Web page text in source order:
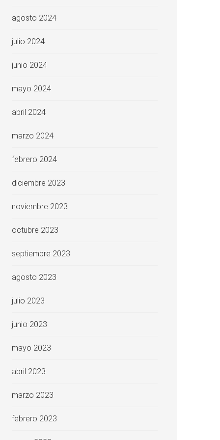
agosto 2024
julio 2024
junio 2024
mayo 2024
abril 2024
marzo 2024
febrero 2024
diciembre 2023
noviembre 2023
octubre 2023
septiembre 2023
agosto 2023
julio 2023
junio 2023
mayo 2023
abril 2023
marzo 2023
febrero 2023